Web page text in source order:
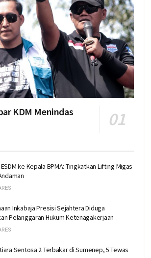
KDM Menindas
ke Kepala BPMA: Tingkatkan Lifting Migas
Inkabaja Presisi Sejahtera Diduga
Pelanggaran Hukum Ketenagakerjaan
Sentosa 2 Terbakar di Sumenep, 5 Tewas